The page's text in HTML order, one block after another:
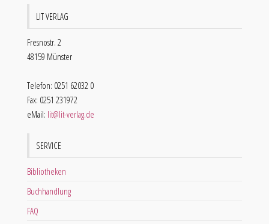
LIT VERLAG
Fresnostr. 2
48159 Münster
Telefon: 0251 62032 0
Fax: 0251 231972
eMail: lit@lit-verlag.de
SERVICE
Bibliotheken
Buchhandlung
FAQ